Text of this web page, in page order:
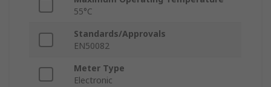
55°C
Standards/Approvals
EN50082
Meter Type
Electronic